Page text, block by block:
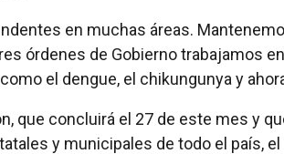
en muchas áreas.
órdenes de Gobierno trabajamos
el dengue, el chikungunya y
que concluirá el 27 de este mes y
y municipales de todo el país,